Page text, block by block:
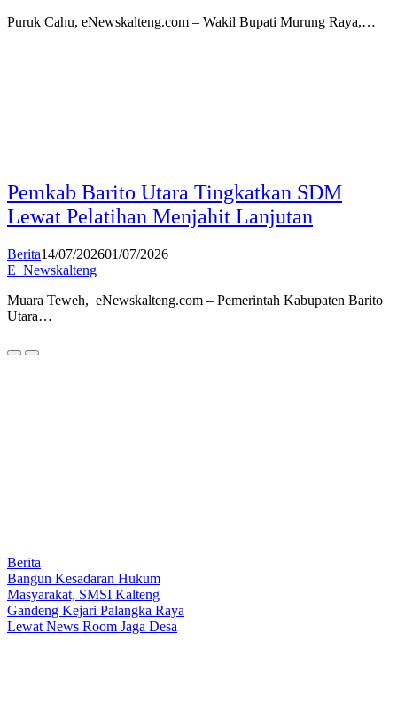
Puruk Cahu, eNewskalteng.com – Wakil Bupati Murung Raya,…
Pemkab Barito Utara Tingkatkan SDM
Lewat Pelatihan Menjahit Lanjutan
Berita14/07/202601/07/2026
E_Newskalteng
Muara Teweh, eNewskalteng.com – Pemerintah Kabupaten Barito
Utara…
Berita
Bangun Kesadaran Hukum
Masyarakat, SMSI Kalteng
Gandeng Kejari Palangka Raya
Lewat News Room Jaga Desa